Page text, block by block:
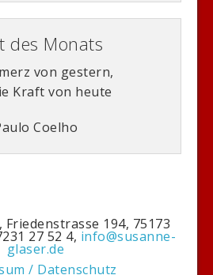
des Monats
von gestern,
Kraft von heute
Coelho
Friedenstrasse 194, 75173
27 52 4, info@susanne-
glaser.de
/ Datenschutz